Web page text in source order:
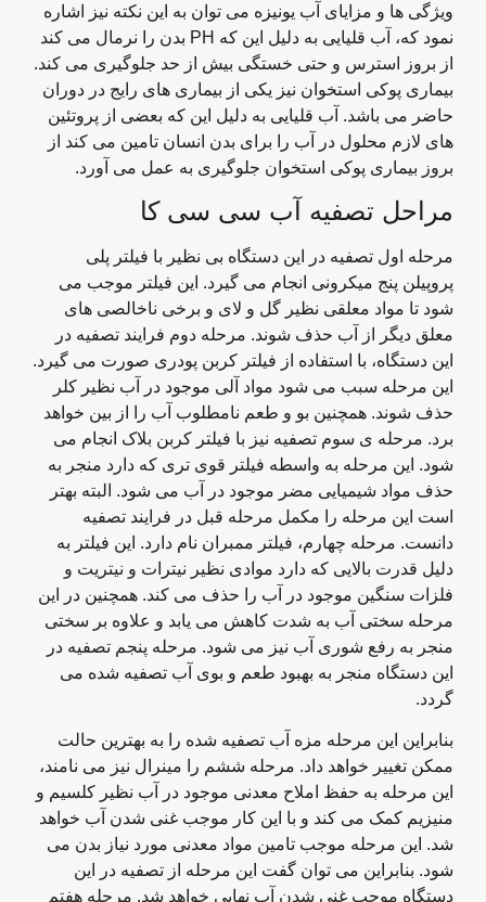
ویژگی ها و مزایای آب یونیزه می توان به این نکته نیز اشاره
نمود که، آب قلیایی به دلیل این که PH بدن را نرمال می کند
از بروز استرس و حتی خستگی بیش از حد جلوگیری می کند.
بیماری پوکی استخوان نیز یکی از بیماری های رایج در دوران
حاضر می باشد. آب قلیایی به دلیل این که بعضی از پروتئین
های لازم محلول در آب را برای بدن انسان تامین می کند از
بروز بیماری پوکی استخوان جلوگیری به عمل می آورد.
مراحل تصفیه آب سی سی کا
مرحله اول تصفیه در این دستگاه بی نظیر با فیلتر پلی
پروپیلن پنج میکرونی انجام می گیرد. این فیلتر موجب می
شود تا مواد معلقی نظیر گل و لای و برخی ناخالصی های
معلق دیگر از آب حذف شوند. مرحله دوم فرایند تصفیه در
این دستگاه، با استفاده از فیلتر کربن پودری صورت می گیرد.
این مرحله سبب می شود مواد آلی موجود در آب نظیر کلر
حذف شوند. همچنین بو و طعم نامطلوب آب را از بین خواهد
برد. مرحله ی سوم تصفیه نیز با فیلتر کربن بلاک انجام می
شود. این مرحله به واسطه فیلتر قوی تری که دارد منجر به
حذف مواد شیمیایی مضر موجود در آب می شود. البته بهتر
است این مرحله را مکمل مرحله قبل در فرایند تصفیه
دانست. مرحله چهارم، فیلتر ممبران نام دارد. این فیلتر به
دلیل قدرت بالایی که دارد موادی نظیر نیترات و نیتریت و
فلزات سنگین موجود در آب را حذف می کند. همچنین در این
مرحله سختی آب به شدت کاهش می یابد و علاوه بر سختی
منجر به رفع شوری آب نیز می شود. مرحله پنجم تصفیه در
این دستگاه منجر به بهبود طعم و بوی آب تصفیه شده می
گردد.
بنابراین این مرحله مزه آب تصفیه شده را به بهترین حالت
ممکن تغییر خواهد داد. مرحله ششم را مینرال نیز می نامند،
این مرحله به حفظ املاح معدنی موجود در آب نظیر کلسیم و
منیزیم کمک می کند و با این کار موجب غنی شدن آب خواهد
شد. این مرحله موجب تامین مواد معدنی مورد نیاز بدن می
شود. بنابراین می توان گفت این مرحله از تصفیه در این
دستگاه موجب غنی شدن آب نهایی خواهد شد. مرحله هفتم